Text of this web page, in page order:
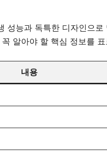
성능과 독특한 디자인으로
알아야 할 핵심 정보를
내용